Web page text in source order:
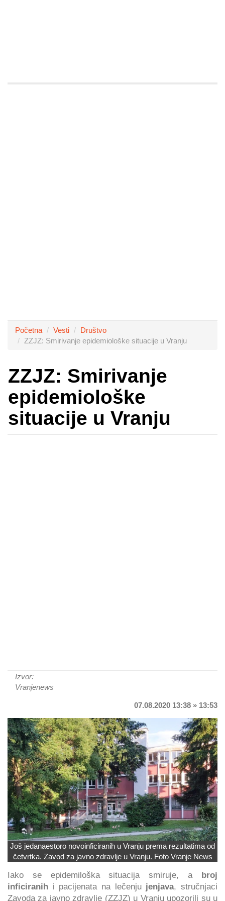
Početna Vesti
Društvo
ZZJZ: Smirivanje epidemiološke situacije u Vranju
ZZJZ: Smirivanje
epidemiološke
situacije u Vranju
Izvor:
Vranjenews
07.08.2020 13:38 » 13:53
Još jedanaestoro novoinficiranih u Vranju prema rezultatima od
četvrtka. Zavod za javno zdravlje u Vranju. Foto Vranje News
Iako se epidemiloška situacija smiruje, a broj
inficiranih i pacijenata na lečenju jenjava, stručnjaci
Zavoda za javno zdravlje (ZZJZ) u Vranju upozorili su u